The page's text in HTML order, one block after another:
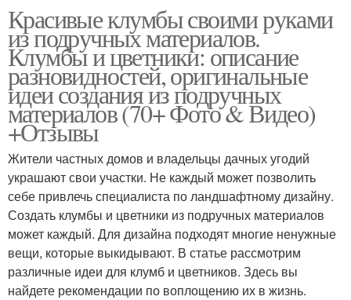
Красивые клумбы своими руками
из подручных материалов.
Клумбы и цветники: описание
разновидностей, оригинальные
идеи создания из подручных
материалов (70+ Фото & Видео)
+Отзывы
Жители частных домов и владельцы дачных угодий
украшают свои участки. Не каждый может позволить
себе привлечь специалиста по ландшафтному дизайну.
Создать клумбы и цветники из подручных материалов
может каждый. Для дизайна подходят многие ненужные
вещи, которые выкидывают. В статье рассмотрим
различные идеи для клумб и цветников. Здесь вы
найдете рекомендации по воплощению их в жизнь.